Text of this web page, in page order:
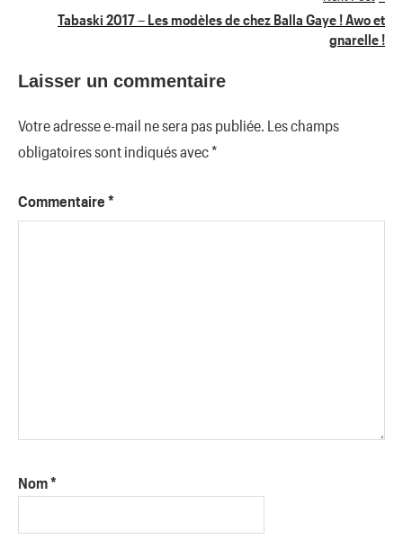
l’articleTabaski 2017 – Les modèles de chez Balla Gaye ! Awo et
gnarelle !
Laisser un commentaire
Votre adresse e-mail ne sera pas publiée. Les champs
obligatoires sont indiqués avec*
Commentaire *
Nom*